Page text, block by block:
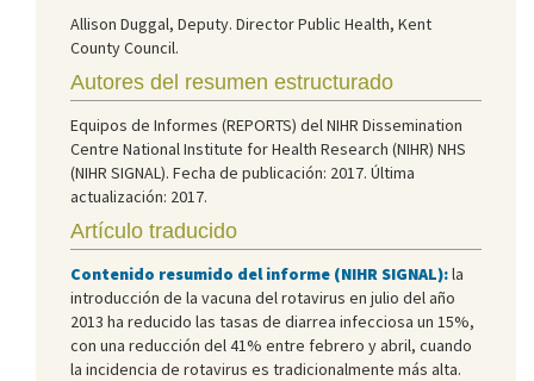
Allison Duggal, Deputy. Director Public Health, Kent
County Council.
Autores del resumen estructurado
Equipos de Informes (REPORTS) del NIHR Dissemination
Centre National Institute for Health Research (NIHR) NHS
(NIHR SIGNAL). Fecha de publicación: 2017. Última
actualización: 2017.
Artículo traducido
Contenido resumido del informe (NIHR SIGNAL):la
introducción de la vacuna del rotavirus en julio del año
2013 ha reducido las tasas de diarrea infecciosa un 15%,
con una reducción del 41% entre febrero y abril, cuando
la incidencia de rotavirus es tradicionalmente más alta.